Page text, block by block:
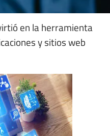
en la herramienta
y sitios web